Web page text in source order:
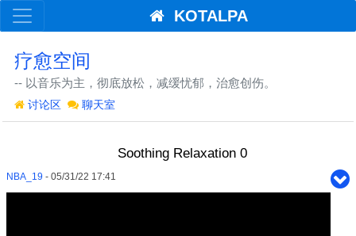
KOTALPA
疗愈空间
-- 以音乐为主，彻底放松，减缓忧郁，治愈创伤。
讨论区 聊天室
Soothing Relaxation 0
NBA_19 - 05/31/22 17:41